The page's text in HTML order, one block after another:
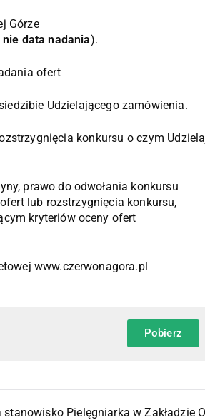
Górze
data nadania).
ofert
Udzielającego zamówienia.
konkursu o czym
prawo do odwołania konkursu
lub rozstrzygnięcia konkursu,
kryteriów oceny ofert
www.czerwonagora.pl
Pobierz
stanowisko Pielęgniarka w Zakładzie